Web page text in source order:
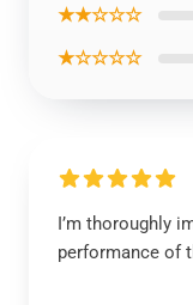
★★☆☆☆
★☆☆☆☆
I’m thoroughly
performance of